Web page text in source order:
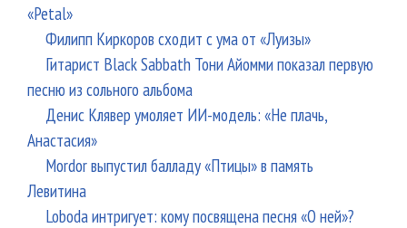
«Petal»
Филипп Киркоров сходит с ума от «Луизы»
Гитарист Black Sabbath Тони Айомми показал первую
песню из сольного альбома
Денис Клявер умоляет ИИ-модель: «Не плачь,
Анастасия»
Mordor выпустил балладу «Птицы» в память
Левитина
Loboda интригует: кому посвящена песня «О ней»?